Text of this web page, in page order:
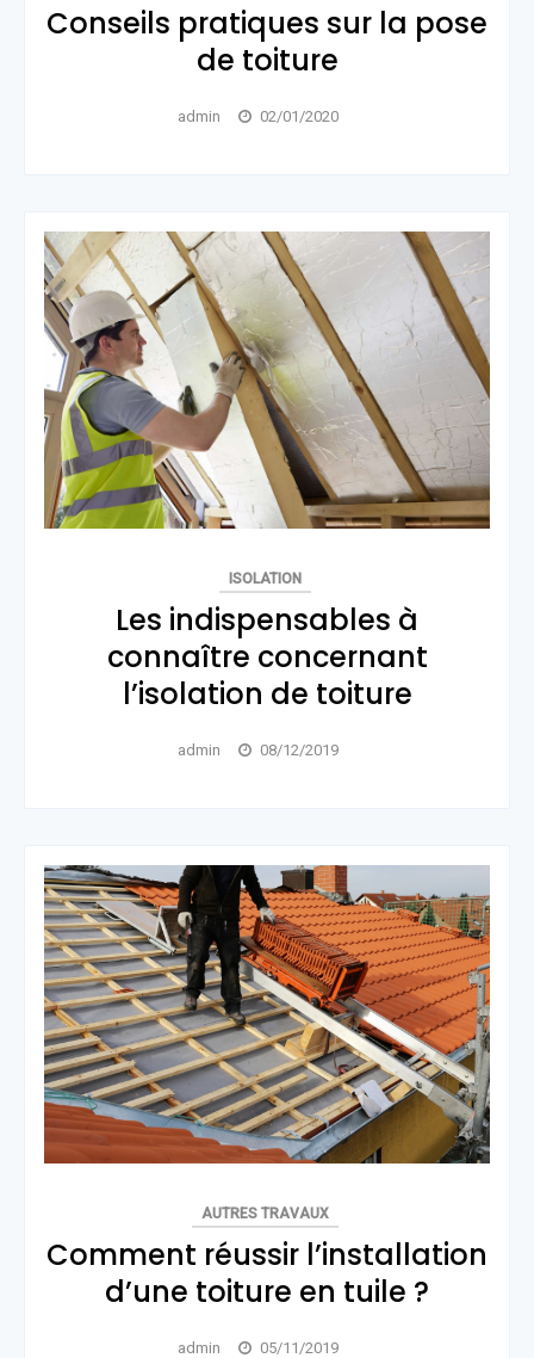
Conseils pratiques sur la pose
de toiture
admin 02/01/2020
ISOLATION
Les indispensables à
connaître concernant
l’isolation de toiture
admin 08/12/2019
AUTRES TRAVAUX
Comment réussir l’installation
d’une toiture en tuile ?
admin 05/11/2019